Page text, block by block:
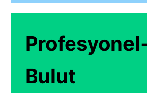
Bulut